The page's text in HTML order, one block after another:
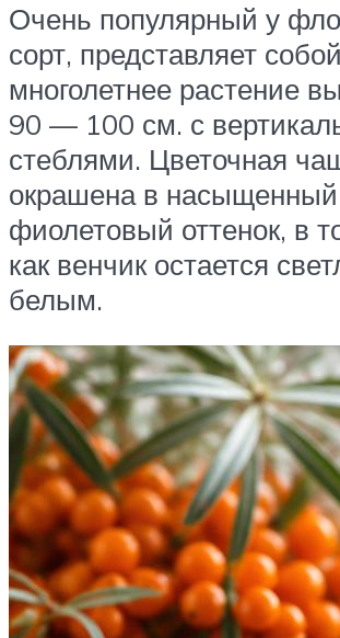
Очень популярный у
сорт, представляет собой
многолетнее растение
90 — 100 см. с
стеблями. Цветочная
окрашена в насыщенный
фиолетовый оттенок, в
как венчик остается
белым.